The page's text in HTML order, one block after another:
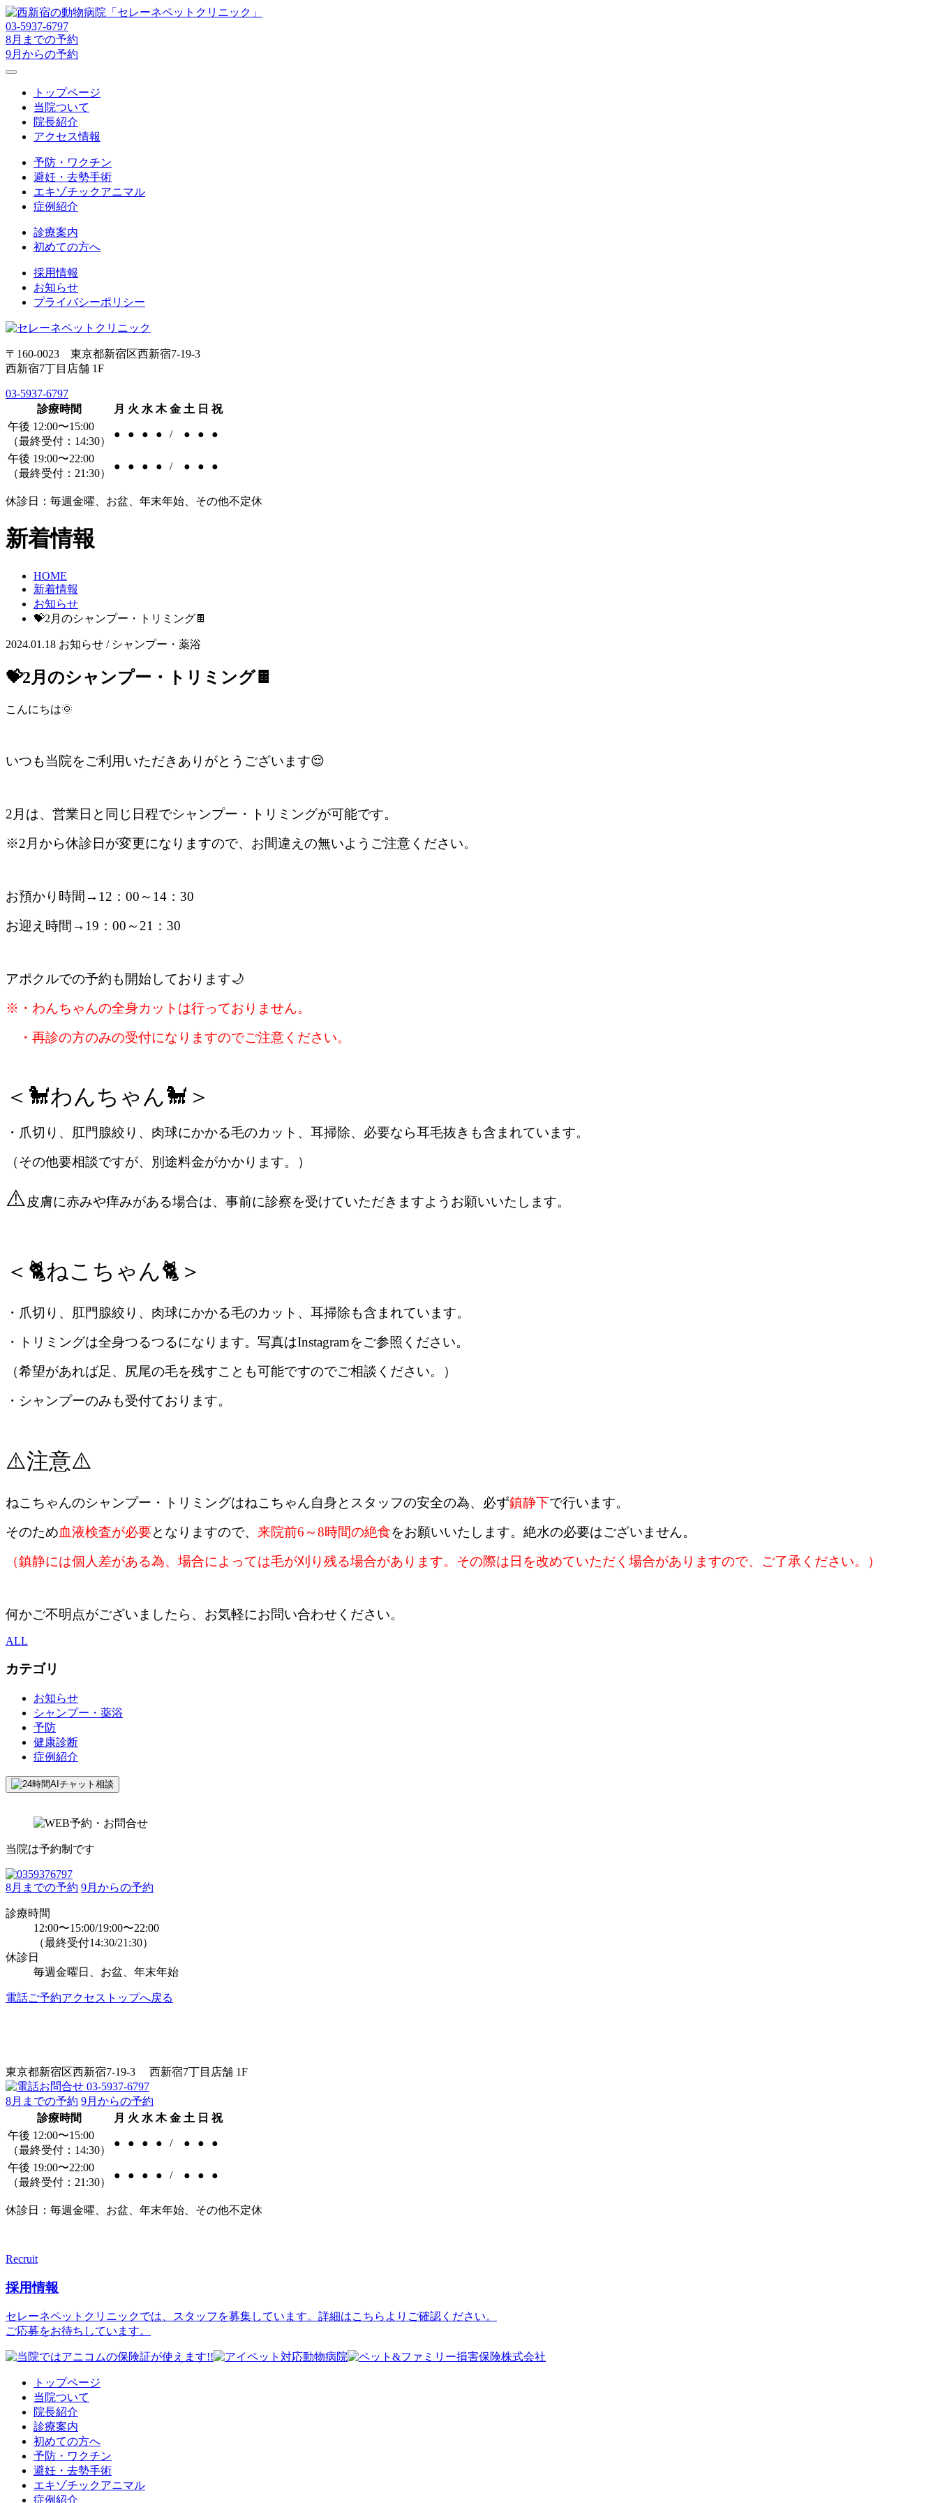
03-5937-6797
8月までの予約
9月からの予約
トップページ
当院ついて
院長紹介
アクセス情報
予防・ワクチン
避妊・去勢手術
エキゾチックアニマル
症例紹介
診療案内
初めての方へ
採用情報
お知らせ
プライバシーポリシー
〒160-0023 東京都新宿区西新宿7-19-3
西新宿7丁目店舗 1F
03-5937-6797
診療時間
月 火 水 木 金 土 日 祝
午後 12:00〜15:00
（最終受付：14:30）
● ● ● ● / ● ● ●
午後 19:00〜22:00
（最終受付：21:30）
● ● ● ● / ● ● ●
休診日：毎週金曜、お盆、年末年始、その他不定休
新着情報
HOME
新着情報
お知らせ
💝2月のシャンプー・トリミング🍫
2024.01.18 お知らせ / シャンプー・薬浴
💝2月のシャンプー・トリミング🍫
こんにちは🌞
いつも当院をご利用いただきありがとうございます😌
2 月は、営業日と同じ日程でシャンプー・トリミングが可能です。
※2月から休診日が変更になりますので、お間違えの無いようご注意ください。
お預かり時間→12：00～14：30
お迎え時間→19：00～21：30
アポクルでの予約も開始しております🌙
※・わんちゃんの全身カットは行っておりません。
・再診の方のみの受付になりますのでご注意ください。
＜🐩わんちゃん🐩＞
・爪切り、肛門腺絞り、肉球にかかる毛のカット、耳掃除、必要なら耳毛抜きも含まれています。
（その他要相談ですが、別途料金がかかります。）
⚠️皮膚に赤みや痒みがある場合は、事前に診察を受けていただきますようお願いいたします。
＜🐈ねこちゃん🐈＞
・爪切り、肛門腺絞り、肉球にかかる毛のカット、耳掃除も含まれています。
・トリミングは全身つるつるになります。写真はInstagramをご参照ください。
（希望があれば足、尻尾の毛を残すことも可能ですのでご相談ください。）
・シャンプーのみも受付ております。
⚠️注意⚠️
ねこちゃんのシャンプー・トリミングはねこちゃん自身とスタッフの安全の為、必ず鎮静下で行います。
そのため血液検査が必要となりますので、 来院前6～8時間の絶食をお願いいたします。絶水の必要はございません。
（鎮静には個人差がある為、場合によっては毛が刈り残る場合があります。その際は日を改めていただく場合がありますので、ご了承ください。）
何かご不明点がございましたら、お気軽にお問い合わせください。
ALL
カテゴリ
お知らせ
シャンプー・薬浴
予防
健康診断
症例紹介
当院は予約制です
8月までの予約 9月からの予約
診療時間
12:00〜15:00/19:00〜22:00
（最終受付14:30/21:30）
休診日
毎週金曜日、お盆、年末年始
電話ご予約アクセス トップへ戻る
東京都新宿区西新宿7-19-3 西新宿7丁目店舗 1F
8月までの予約 9月からの予約
診療時間
月 火 水 木 金 土 日 祝
午後 12:00〜15:00
（最終受付：14:30）
● ● ● ● / ● ● ●
午後 19:00〜22:00
（最終受付：21:30）
● ● ● ● / ● ● ●
休診日：毎週金曜、お盆、年末年始、その他不定休
Recruit
採用情報
セレーネペットクリニックでは、スタッフを募集しています。詳細はこちらよりご確認ください。
ご応募をお待ちしています。
トップページ
当院ついて
院長紹介
診療案内
初めての方へ
予防・ワクチン
避妊・去勢手術
エキゾチックアニマル
症例紹介